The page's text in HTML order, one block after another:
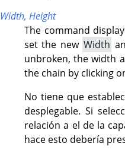
Width, Height
The command
set the new Width
unbroken, the width
the chain by clicking
No tiene que
desplegable. Si
relación a el de la
hace esto debería